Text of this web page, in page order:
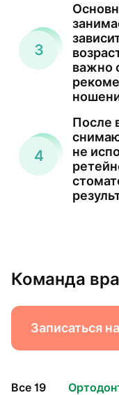
важно
После
не
Команда
Записаться
Все 19